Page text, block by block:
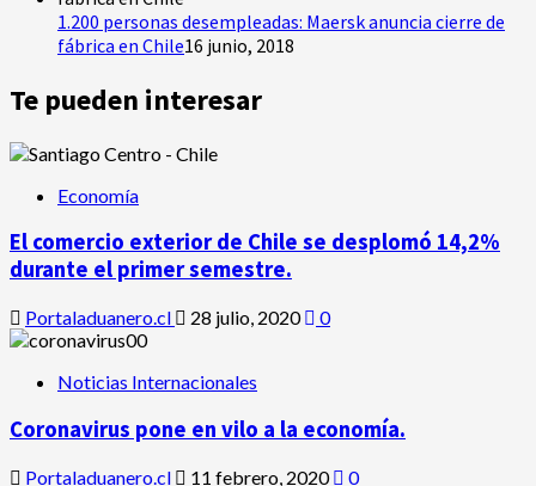
1.200 personas desempleadas: Maersk anuncia cierre de
fábrica en Chile16 junio, 2018
Te pueden interesar
Economía
El comercio exterior de Chile se desplomó 14,2%
durante el primer semestre.
Portaladuanero.cl 28 julio, 2020 0
Noticias Internacionales
Coronavirus pone en vilo a la economía.
Portaladuanero.cl 11 febrero, 2020 0